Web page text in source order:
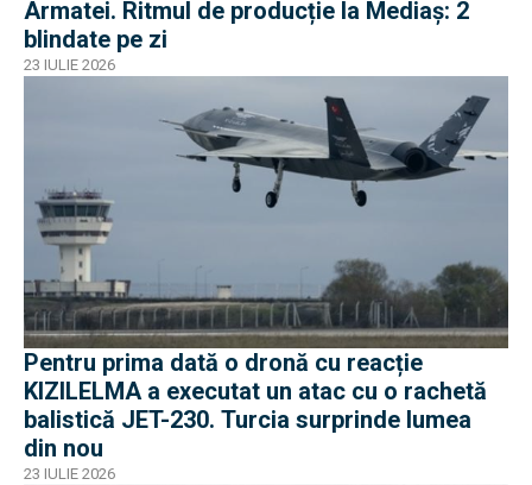
Armatei. Ritmul de producție la Mediaș: 2
blindate pe zi
23 IULIE 2026
Pentru prima dată o dronă cu reacție
KIZILELMA a executat un atac cu o rachetă
balistică JET-230. Turcia surprinde lumea
din nou
23 IULIE 2026